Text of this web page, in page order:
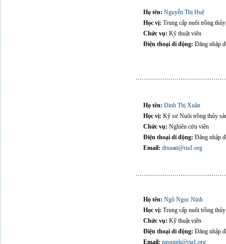
Họ tên: Nguyễn Thị Huệ
Học vị: Trung cấp nuôi trồng thủy
Chức vụ: Kỹ thuật viên
Điện thoại di động: Đăng nhập
Họ tên: Đinh Thị Xuân
Học vị: Kỹ sư Nuôi trồng thủy
Chức vụ: Nghiên cứu viên
Điện thoại di động: Đăng nhập
Email: dtxuan@ria1.org
Họ tên: Ngô Ngọc Ninh
Học vị: Trung cấp nuôi trồng thủy
Chức vụ: Kỹ thuật viên
Điện thoại di động: Đăng nhập
Email: ngoninh@ria1.org